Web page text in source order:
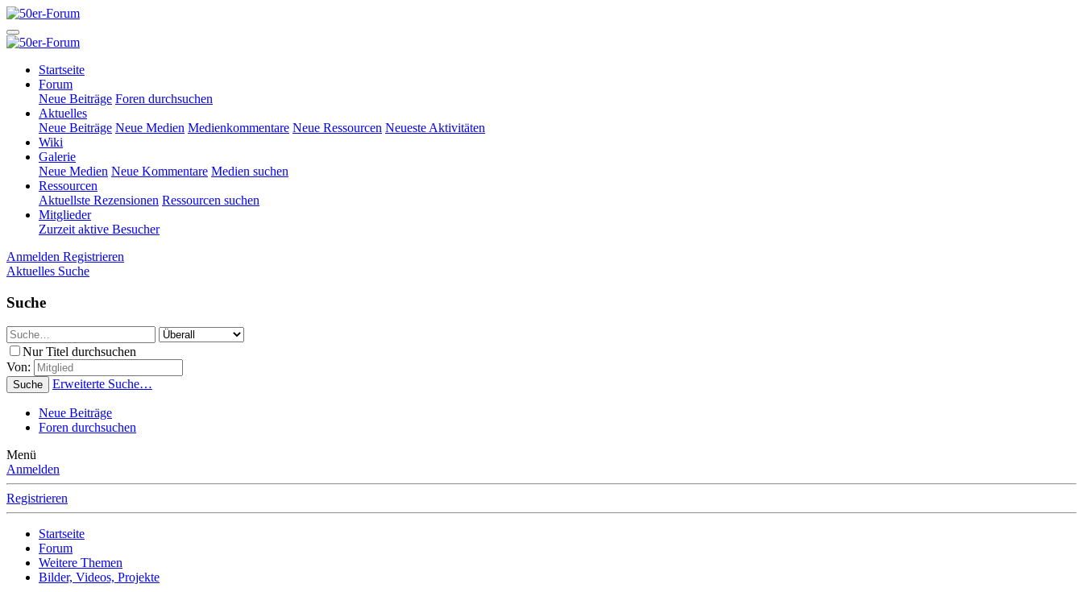
Startseite
Forum
Neue Beiträge Foren durchsuchen
Aktuelles
Neue Beiträge Neue Medien Medienkommentare Neue Ressourcen Neueste Aktivitäten
Wiki
Galerie
Neue Medien Neue Kommentare Medien suchen
Ressourcen
Aktuellste Rezensionen Ressourcen suchen
Mitglieder
Zurzeit aktive Besucher
Anmelden Registrieren
Aktuelles Suche
Suche
Nur Titel durchsuchen
Von:
Suche Erweiterte Suche…
Neue Beiträge
Foren durchsuchen
Menü
Anmelden
Registrieren
Startseite
Forum
Weitere Themen
Bilder, Videos, Projekte